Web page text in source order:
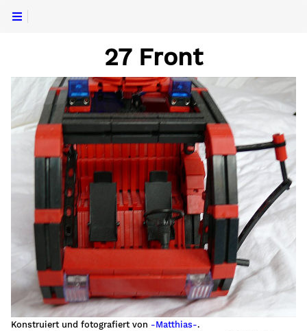
27 Front
Konstruiert und fotografiert von -Matthias-.